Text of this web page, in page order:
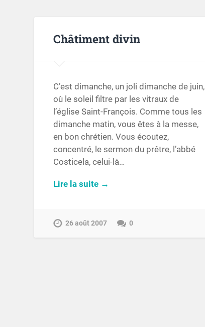
Châtiment divin
C’est dimanche, un joli dimanche de juin,
où le soleil filtre par les vitraux de
l’église Saint-François. Comme tous les
dimanche matin, vous êtes à la messe,
en bon chrétien. Vous écoutez,
concentré, le sermon du prêtre, l’abbé
Costicela, celui-là…
Lire la suite →
26 août 2007 0